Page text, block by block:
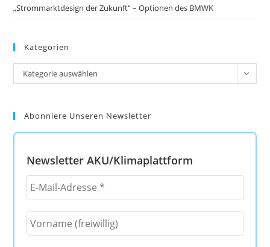
„Strommarktdesign der Zukunft“ – Optionen des BMWK
Kategorien
Kategorien
Kategorie auswählen
Abonniere Unseren Newsletter
Newsletter AKU/Klimaplattform